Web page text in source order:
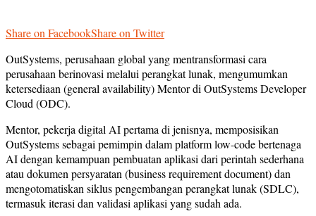
Share on FacebookShare on Twitter
OutSystems, perusahaan global yang mentransformasi cara
perusahaan berinovasi melalui perangkat lunak, mengumumkan
ketersediaan (general availability) Mentor di OutSystems Developer
Cloud (ODC).
Mentor, pekerja digital AI pertama di jenisnya, memposisikan
OutSystems sebagai pemimpin dalam platform low-code bertenaga
AI dengan kemampuan pembuatan aplikasi dari perintah sederhana
atau dokumen persyaratan (business requirement document) dan
mengotomatiskan siklus pengembangan perangkat lunak (SDLC),
termasuk iterasi dan validasi aplikasi yang sudah ada.